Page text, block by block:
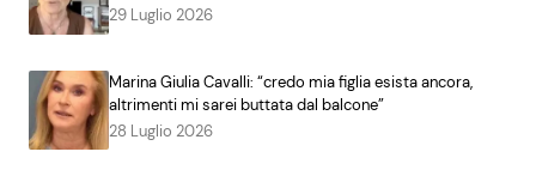
29 Luglio 2026
Marina Giulia Cavalli: “credo mia figlia esista ancora,
altrimenti mi sarei buttata dal balcone”
28 Luglio 2026